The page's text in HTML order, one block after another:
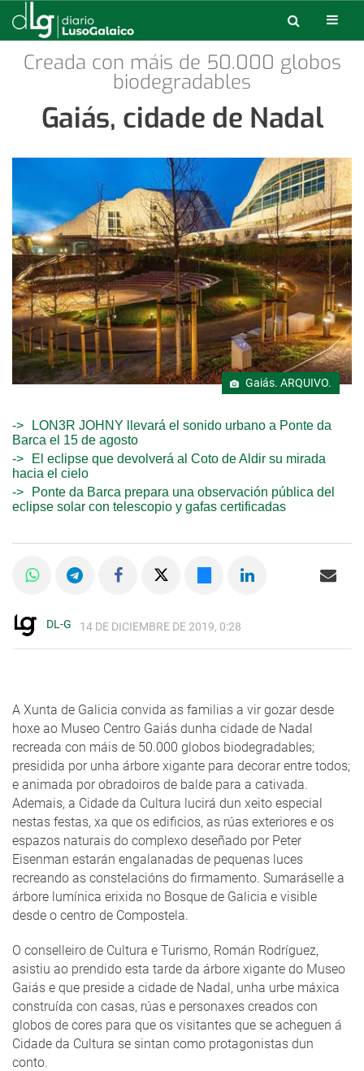
Creada con máis de 50.000 globos
biodegradables
Gaiás, cidade de Nadal
Gaiás. ARQUIVO.
LON3R JOHNY llevará el sonido urbano a Ponte da
Barca el 15 de agosto
El eclipse que devolverá al Coto de Aldir su mirada
hacia el cielo
Ponte da Barca prepara una observación pública del
eclipse solar con telescopio y gafas certificadas
DL-G 14 DE DICIEMBRE DE 2019, 0:28
A Xunta de Galicia convida as familias a vir gozar desde
hoxe ao Museo Centro Gaiás dunha cidade de Nadal
recreada con máis de 50.000 globos biodegradables;
presidida por unha árbore xigante para decorar entre todos;
e animada por obradoiros de balde para a cativada.
Ademais, a Cidade da Cultura lucirá dun xeito especial
nestas festas, xa que os edificios, as rúas exteriores e os
espazos naturais do complexo deseñado por Peter
Eisenman estarán engalanadas de pequenas luces
recreando as constelacións do firmamento. Sumaráselle a
árbore lumínica erixida no Bosque de Galicia e visible
desde o centro de Compostela.
O conselleiro de Cultura e Turismo, Román Rodríguez,
asistiu ao prendido esta tarde da árbore xigante do Museo
Gaiás e que preside a cidade de Nadal, unha urbe máxica
construída con casas, rúas e personaxes creados con
globos de cores para que os visitantes que se acheguen á
Cidade da Cultura se sintan como protagonistas dun
conto.